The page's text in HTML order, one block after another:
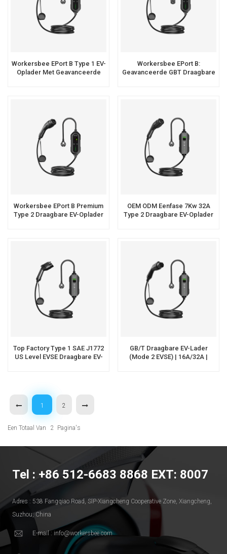
Workersbee EPort B Type 1 EV-
Oplader Met Geavanceerde
Workersbee EPort B:
Geavanceerde GBT Draagbare
Workersbee EPort B Premium
Type 2 Draagbare EV-Oplader
OEM ODM Eenfase 7Kw 32A
Type 2 Draagbare EV-Oplader
Top Factory Type 1 SAE J1772
US Level EVSE Draagbare EV-
GB/T Draagbare EV-Lader
(Mode 2 EVSE) | 16A/32A |
1 2
Een Totaal Van 2 Pagina's
Tel : +86 512-6683 8868 EXT: 8007
Adres : 538 Fangqiao Road, SlP-Xiangcheng Cooperative Zone, Xiangcheng,
Suzhou, China
E-mail : info@workersbee.com